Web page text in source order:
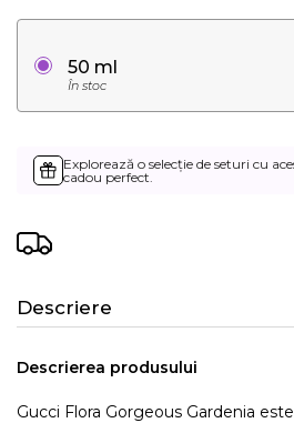
50 ml
În stoc
Explorează o selecție de seturi cu
cadou perfect.
Descriere
Descrierea produsului
Gucci Flora Gorgeous Gardenia